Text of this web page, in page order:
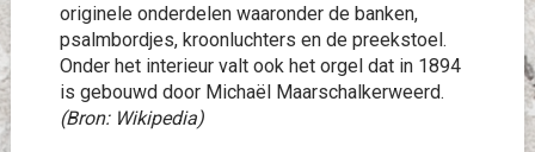
originele onderdelen waaronder de banken,
psalmbordjes, kroonluchters en de preekstoel.
Onder het interieur valt ook het orgel dat in 1894
is gebouwd door Michaël Maarschalkerweerd.
(Bron: Wikipedia)